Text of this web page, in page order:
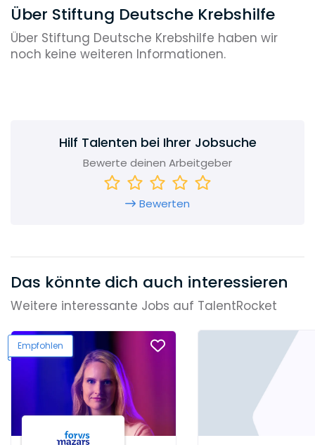
Über Stiftung Deutsche Krebshilfe
Über Stiftung Deutsche Krebshilfe haben wir
noch keine weiteren Informationen.
Hilf Talenten bei Ihrer Jobsuche
Bewerte deinen Arbeitgeber
Bewerten
Das könnte dich auch interessieren
Weitere interessante Jobs auf TalentRocket
Empfohlen